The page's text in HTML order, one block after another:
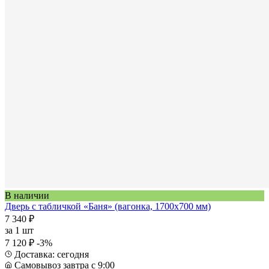
В наличии
Дверь с табличкой «Баня» (вагонка, 1700х700 мм)
7 340 ₽
за 1 шт
7 120 ₽ -3%
Доставка: сегодня
Самовывоз завтра с 9:00